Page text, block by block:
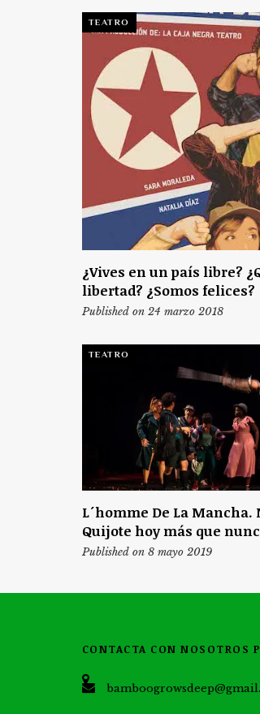
TEATRO
¿Vives en un país libre?
libertad? ¿Somos felices?
Published on 24 marzo 2018
TEATRO
L´homme De La
Quijote hoy más que
Published on 8 mayo 2019
CONTACTA CON NOSOTROS